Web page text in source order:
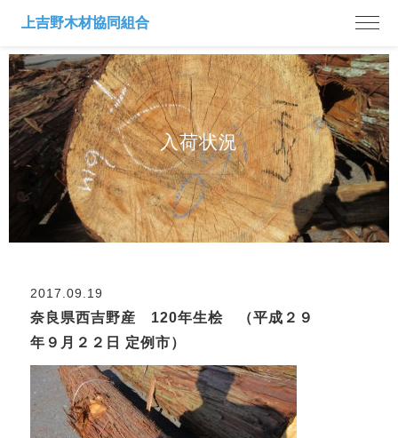
入荷状況
2017.09.19
奈良県西吉野産 120年生桧 （平成２９
年９月２２日 定例市）